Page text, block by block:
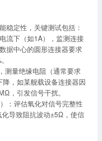
稳定性，关键测试包括：
流下（如1A），监测连接
据中心的圆形连接器要求
测量绝缘电阻（通常要求
，如某舰载设备连接器因
，引发信号干扰。
：评估氧化对信号完整性
导致阻抗波动±5Ω，使信